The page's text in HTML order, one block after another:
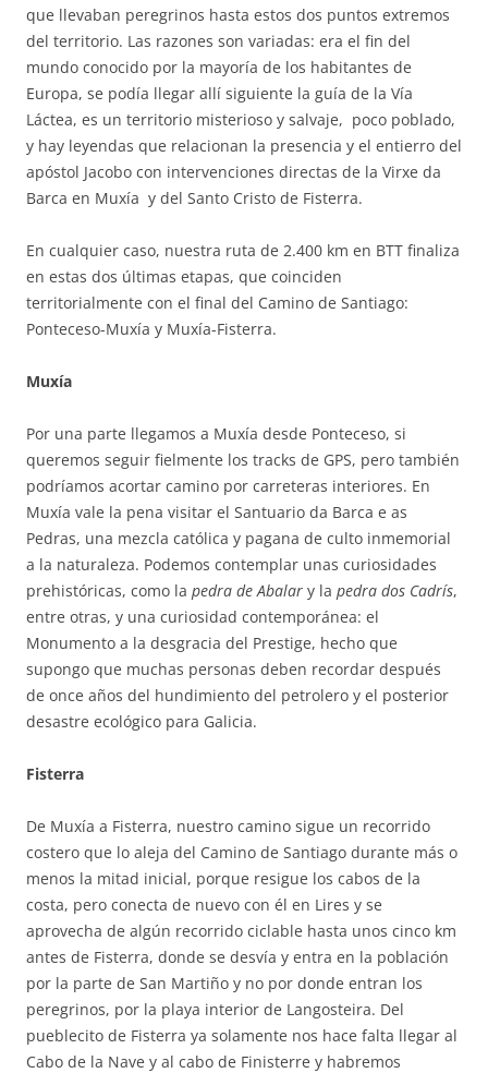
que llevaban peregrinos hasta estos dos puntos extremos
del territorio. Las razones son variadas: era el fin del
mundo conocido por la mayoría de los habitantes de
Europa, se podía llegar allí siguiente la guía de la Vía
Láctea, es un territorio misterioso y salvaje, poco poblado,
y hay leyendas que relacionan la presencia y el entierro del
apóstol Jacobo con intervenciones directas de la Virxe da
Barca en Muxía y del Santo Cristo de Fisterra.
En cualquier caso, nuestra ruta de 2.400 km en BTT finaliza
en estas dos últimas etapas, que coinciden
territorialmente con el final del Camino de Santiago:
Ponteceso-Muxía y Muxía-Fisterra.
Muxía
Por una parte llegamos a Muxía desde Ponteceso, si
queremos seguir fielmente los tracks de GPS, pero también
podríamos acortar camino por carreteras interiores. En
Muxía vale la pena visitar el Santuario da Barca e as
Pedras, una mezcla católica y pagana de culto inmemorial
a la naturaleza. Podemos contemplar unas curiosidades
prehistóricas, como la pedra de Abalar y la pedra dos Cadrís,
entre otras, y una curiosidad contemporánea: el
Monumento a la desgracia del Prestige, hecho que
supongo que muchas personas deben recordar después
de once años del hundimiento del petrolero y el posterior
desastre ecológico para Galicia.
Fisterra
De Muxía a Fisterra, nuestro camino sigue un recorrido
costero que lo aleja del Camino de Santiago durante más o
menos la mitad inicial, porque resigue los cabos de la
costa, pero conecta de nuevo con él en Lires y se
aprovecha de algún recorrido ciclable hasta unos cinco km
antes de Fisterra, donde se desvía y entra en la población
por la parte de San Martiño y no por donde entran los
peregrinos, por la playa interior de Langosteira. Del
pueblecito de Fisterra ya solamente nos hace falta llegar al
Cabo de la Nave y al cabo de Finisterre y habremos